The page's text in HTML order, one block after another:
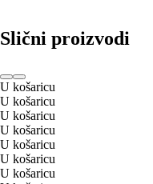
Slični proizvodi
U košaricu
U košaricu
U košaricu
U košaricu
U košaricu
U košaricu
U košaricu